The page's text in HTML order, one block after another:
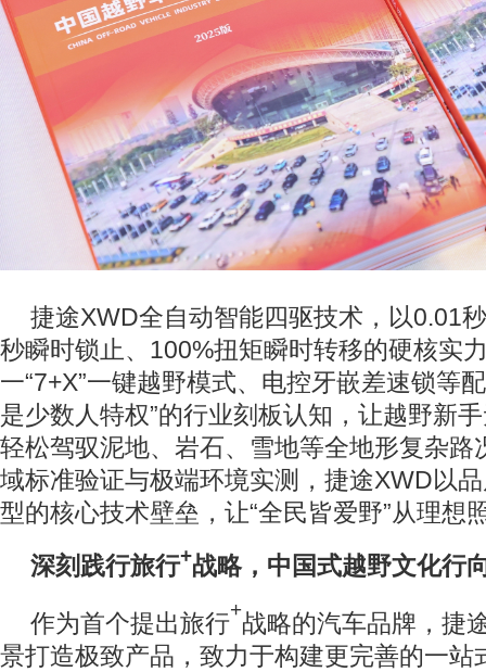
捷途XWD全自动智能四驱技术，以0.01
秒瞬时锁止、100%扭矩瞬时转移的硬核实
一“7+X”一键越野模式、电控牙嵌差速锁等
是少数人特权”的行业刻板认知，让越野新
轻松驾驭泥地、岩石、雪地等全地形复杂路
域标准验证与极端环境实测，捷途XWD以
型的核心技术壁垒，让“全民皆爱野”从理想
深刻践行旅行+战略，中国式越野文化行
作为首个提出旅行+战略的汽车品牌，捷
景打造极致产品，致力于构建更完善的一站